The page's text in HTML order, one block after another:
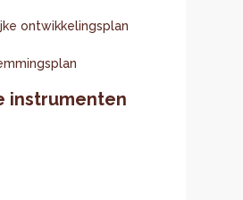
ontwikkelingsplan
instrumenten